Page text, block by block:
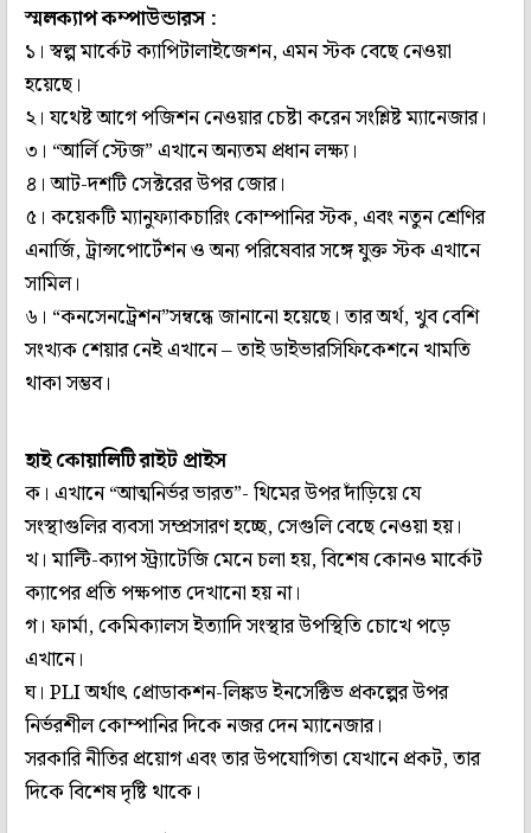
স্মলক‌্যাপ কম্পাউন্ডারস :
১। স্বল্প মার্কেট ক‌্যাপিটালাইজেশন, এমন স্টক বেছে নেওয়া
হয়েছে।
২। যথেষ্ট আগে পজিশন নেওয়ার চেষ্টা করেন সংশ্লিষ্ট ম‌্যানেজার।
৩। “আর্লি স্টেজ” এখানে অন‌্যতম প্রধান লক্ষ‌্য।
৪। আট-দশটি সেক্টরের উপর জোর।
৫। কয়েকটি ম‌্যানুফ‌্যাকচারিং কোম্পানির স্টক, এবং নতুন শ্রেণির
এনার্জি, ট্র‌ান্সপোর্টেশন ও অন‌্য পরিষেবার সঙ্গে যুক্ত স্টক এখানে
সামিল।
৬। “কনসেনট্রেশন”সম্বন্ধে জানানো হয়েছে। তার অর্থ, খুব বেশি
সংখ‌্যক শেয়ার নেই এখানে – তাই ডাইভারসিফিকেশনে খামতি
থাকা সম্ভব।
হাই কোয়ালিটি রাইট প্রাইস
ক। এখানে “আত্মনির্ভর ভারত”- থিমের উপর দাঁড়িয়ে যে
সংস্থাগুলির ব‌্যবসা সম্প্রসারণ হচ্ছে, সেগুলি বেছে নেওয়া হয়।
খ। মাল্টি-ক‌্যাপ স্ট্র‌্যাটেজি মেনে চলা হয়, বিশেষ কোনও মার্কেট
ক‌্যাপের প্রতি পক্ষপাত দেখানো হয় না।
গ। ফার্মা, কেমিক‌্যালস ইত‌্যাদি সংস্থার উপস্থিতি চোখে পড়ে
এখানে।
ঘ। PLI অর্থাৎ প্রোডাকশন-লিঙ্কড ইনসেক্টিভ প্রকল্পের উপর
নির্ভরশীল কোম্পানির দিকে নজর দেন ম‌্যানেজার।
সরকারি নীতির প্রয়োগ এবং তার উপযোগিতা যেখানে প্রকট, তার
দিকে বিশেষ দৃষ্টি থাকে।